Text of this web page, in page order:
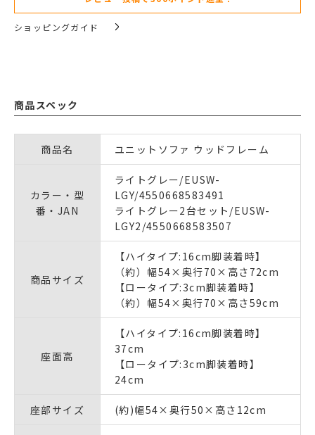
ショッピングガイド
商品スペック
商品名 ユニットソファ ウッドフレーム
カラー・型
番・JAN
ライトグレー/EUSW-
LGY/4550668583491
ライトグレー2台セット/EUSW-
LGY2/4550668583507
商品サイズ
【ハイタイプ:16cm脚装着時】
（約）幅54×奥行70×高さ72cm
【ロータイプ:3cm脚装着時】
（約）幅54×奥行70×高さ59cm
座面高
【ハイタイプ:16cm脚装着時】
37cm
【ロータイプ:3cm脚装着時】
24cm
座部サイズ (約)幅54×奥行50×高さ12cm